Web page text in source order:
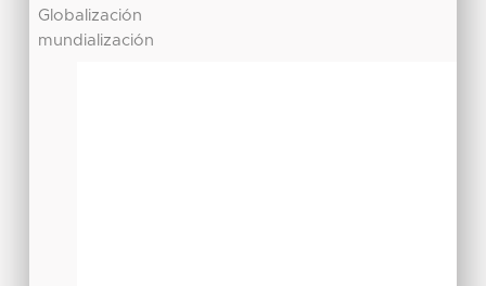
Globalización
mundialización